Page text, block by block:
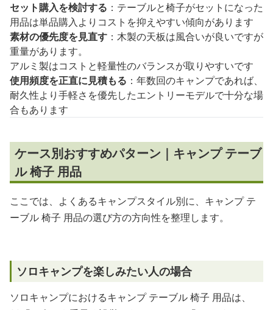
セット購入を検討する ：テーブルと椅子がセットになった
用品は単品購入よりコストを抑えやすい傾向があります
素材の優先度を見直す ：木製の天板は風合いが良いですが
重量があります。
アルミ製はコストと軽量性のバランスが取りやすいです
使用頻度を正直に見積もる ：年数回のキャンプであれば、
耐久性より手軽さを優先したエントリーモデルで十分な場
合もあります
ケース別おすすめパターン｜キャンプ テーブ
ル 椅子 用品
ここでは、よくあるキャンプスタイル別に、キャンプ テ
ーブル 椅子 用品の選び方の方向性を整理します。
ソロキャンプを楽しみたい人の場合
ソロキャンプにおけるキャンプ テーブル 椅子 用品は、